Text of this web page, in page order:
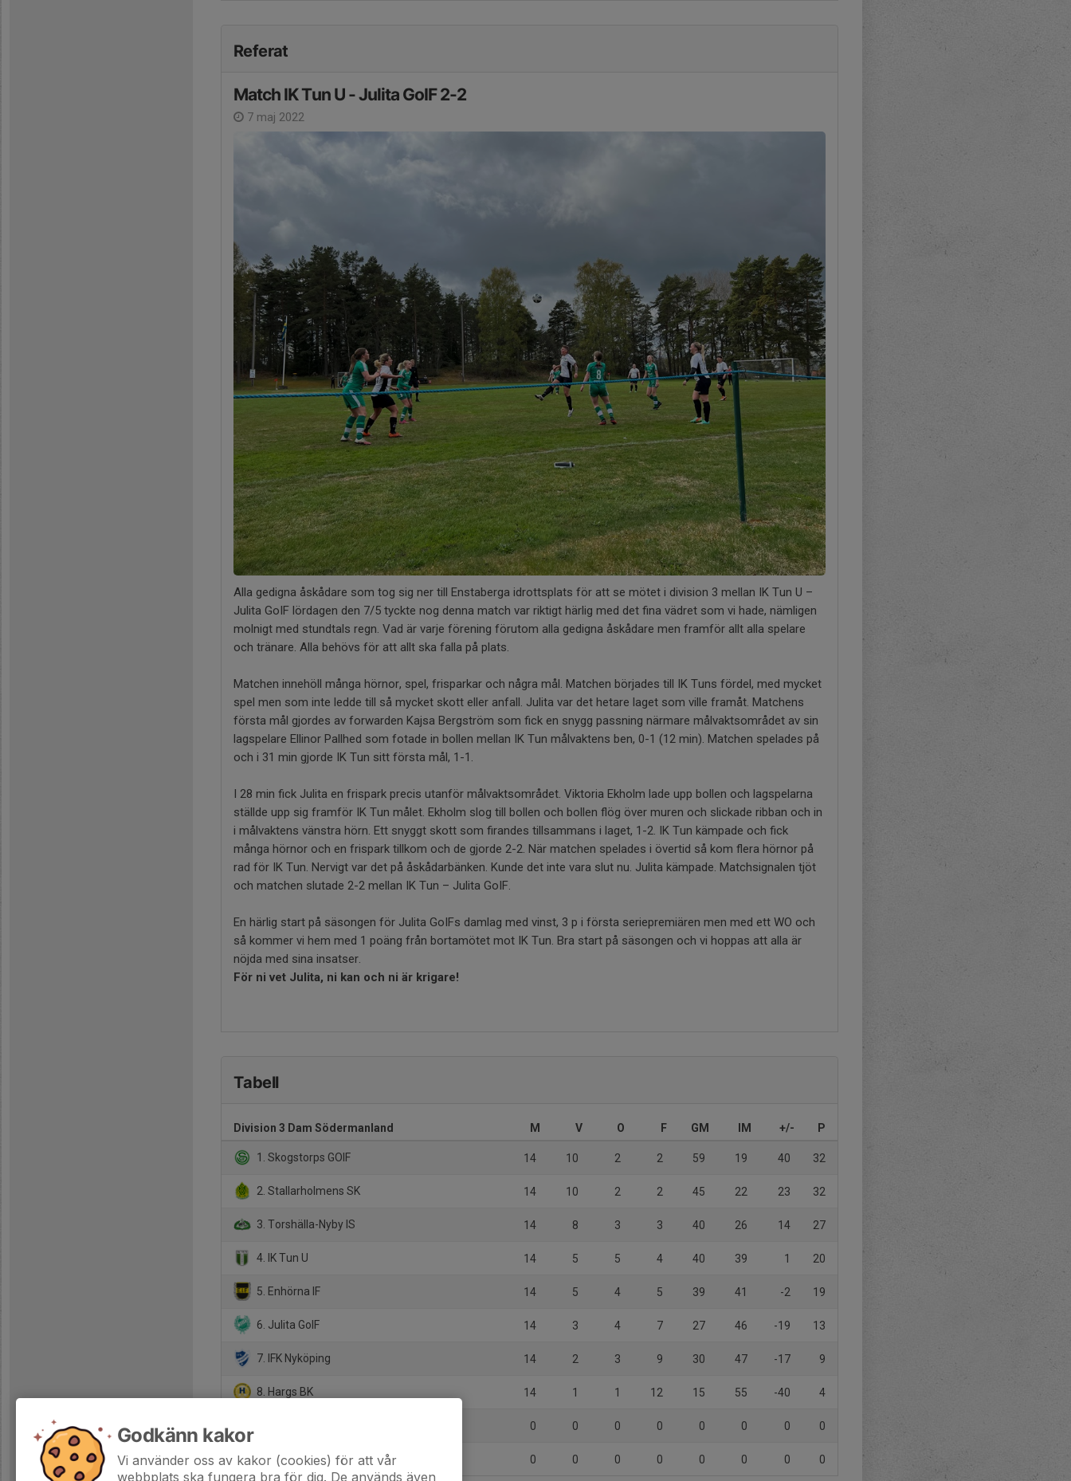
Referat
Match IK Tun U - Julita GoIF 2-2
7 maj 2022
Alla gedigna åskådare som tog sig ner till Enstaberga idrottsplats för att se mötet i division 3 mellan IK Tun U –
Julita GoIF lördagen den 7/5 tyckte nog denna match var riktigt härlig med det fina vädret som vi hade, nämligen
molnigt med stundtals regn. Vad är varje förening förutom alla gedigna åskådare men framför allt alla spelare
och tränare. Alla behövs för att allt ska falla på plats.
Matchen innehöll många hörnor, spel, frisparkar och några mål. Matchen börjades till IK Tuns fördel, med mycket
spel men som inte ledde till så mycket skott eller anfall. Julita var det hetare laget som ville framåt. Matchens
första mål gjordes av forwarden Kajsa Bergström som fick en snygg passning närmare målvaktsområdet av sin
lagspelare Ellinor Pallhed som fotade in bollen mellan IK Tun målvaktens ben, 0-1 (12 min). Matchen spelades på
och i 31 min gjorde IK Tun sitt första mål, 1-1.
I 28 min fick Julita en frispark precis utanför målvaktsområdet. Viktoria Ekholm lade upp bollen och lagspelarna
ställde upp sig framför IK Tun målet. Ekholm slog till bollen och bollen flög över muren och slickade ribban och in
i målvaktens vänstra hörn. Ett snyggt skott som firandes tillsammans i laget, 1-2. IK Tun kämpade och fick
många hörnor och en frispark tillkom och de gjorde 2-2. När matchen spelades i övertid så kom flera hörnor på
rad för IK Tun. Nervigt var det på åskådarbänken. Kunde det inte vara slut nu. Julita kämpade. Matchsignalen tjöt
och matchen slutade 2-2 mellan IK Tun – Julita GoIF.
En härlig start på säsongen för Julita GoIFs damlag med vinst, 3 p i första seriepremiären men med ett WO och
så kommer vi hem med 1 poäng från bortamötet mot IK Tun. Bra start på säsongen och vi hoppas att alla är
nöjda med sina insatser.
För ni vet Julita, ni kan och ni är krigare!
Tabell
Division 3 Dam Södermanland M V O F GM IM +/- P
1. Skogstorps GOIF 14 10 2 2 59 19 40 32
2. Stallarholmens SK 14 10 2 2 45 22 23 32
3. Torshälla-Nyby IS 14 8 3 3 40 26 14 27
4. IK Tun U 14 5 5 4 40 39 1 20
5. Enhörna IF 14 5 4 5 39 41 -2 19
6. Julita GoIF 14 3 4 7 27 46 -19 13
7. IFK Nyköping 14 2 3 9 30 47 -17 9
8. Hargs BK 14 1 1 12 15 55 -40 4
0 0 0 0 0 0 0 0
10. IK Viljan Strängnäs U 0 0 0 0 0 0 0 0
Godkänn kakor
Vi använder oss av kakor (cookies) för att vår
webbplats ska fungera bra för dig. De används även